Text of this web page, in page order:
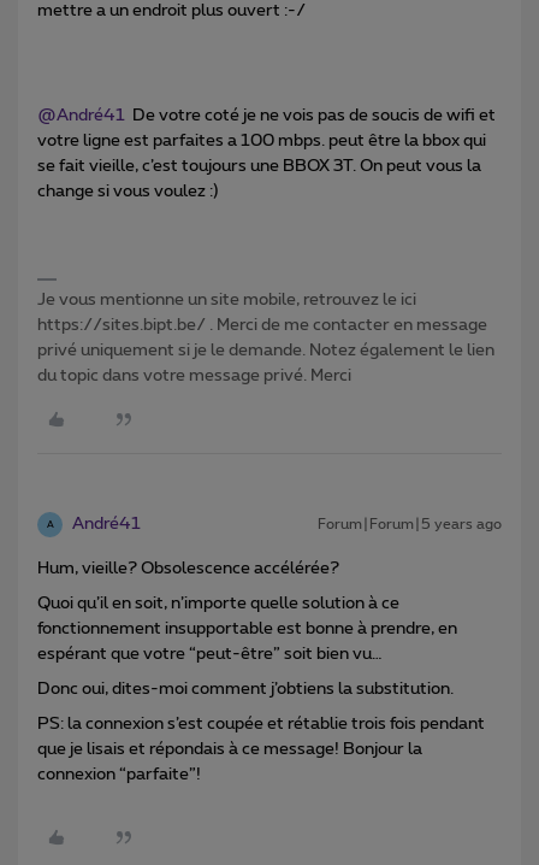
mettre a un endroit plus ouvert :-/
@André41 De votre coté je ne vois pas de soucis de wifi et
votre ligne est parfaites a 100 mbps. peut être la bbox qui
se fait vieille, c’est toujours une BBOX 3T. On peut vous la
change si vous voulez :)
Je vous mentionne un site mobile, retrouvez le ici
https://sites.bipt.be/ . Merci de me contacter en message
privé uniquement si je le demande. Notez également le lien
du topic dans votre message privé. Merci
A André41 Forum|Forum|5 years ago
Hum, vieille? Obsolescence accélérée?
Quoi qu’il en soit, n’importe quelle solution à ce
fonctionnement insupportable est bonne à prendre, en
espérant que votre “peut-être” soit bien vu…
Donc oui, dites-moi comment j’obtiens la substitution.
PS: la connexion s’est coupée et rétablie trois fois pendant
que je lisais et répondais à ce message! Bonjour la
connexion “parfaite”!